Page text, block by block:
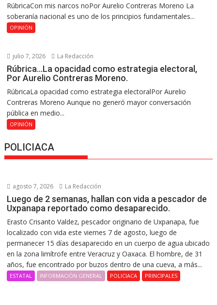
RúbricaCon mis narcos noPor Aurelio Contreras Moreno La
soberanía nacional es uno de los principios fundamentales...
OPINIÓN
julio 7, 2026 La Redacción
Rúbrica…La opacidad como estrategia electoral,
Por Aurelio Contreras Moreno.
RúbricaLa opacidad como estrategia electoralPor Aurelio
Contreras Moreno Aunque no generó mayor conversación
pública en medio...
OPINIÓN
POLICIACA
agosto 7, 2026 La Redacción
Luego de 2 semanas, hallan con vida a pescador de
Uxpanapa reportado como desaparecido.
Erasto Crisanto Valdez, pescador originario de Uxpanapa, fue
localizado con vida este viernes 7 de agosto, luego de
permanecer 15 días desaparecido en un cuerpo de agua ubicado
en la zona limítrofe entre Veracruz y Oaxaca. El hombre, de 31
años, fue encontrado por buzos dentro de una cueva, a más...
ESTATAL INFORMACIÓN GENERAL POLICIACA PRINCIPALES